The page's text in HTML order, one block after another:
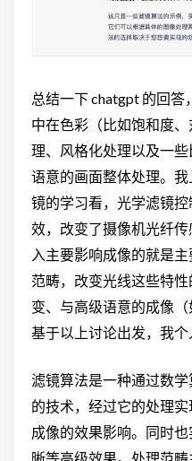
总结一下 chatgpt 的回
中在色彩（比如饱和度
理、风格化处理以及一
语意的画面整体处理。我
镜的学习看，光学滤镜
效，改变了摄像机光纤
入主要影响成像的就是
范畴，改变光线这些特
变、与高级语意的成像（
基于以上讨论出发，我个
滤镜算法是一种通过数
的技术，经过它的处理
成像的效果影响。同时